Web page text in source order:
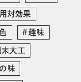
対効果
趣味
末大工
味